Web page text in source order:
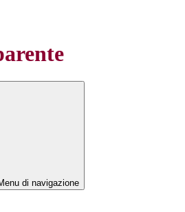
di navigazione